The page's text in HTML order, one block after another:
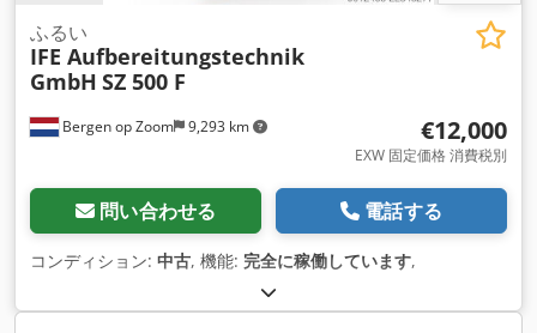
Bergen op Zoom 9,293 km
ふるい
IFE Aufbereitungstechnik
GmbH SZ 500 F
€12,000
EXW 固定価格 消費税別
問い合わせる 電話する
コンディション: 中古, 機能: 完全に稼働しています,